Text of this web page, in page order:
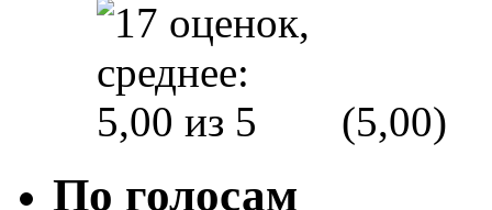
(5,00)
По голосам